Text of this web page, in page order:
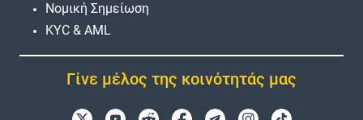
Νομική Σημείωση
KYC & AML
Γίνε μέλος της κοινότητάς μας